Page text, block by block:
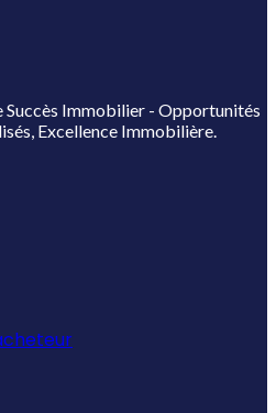
Succès Immobilier - Opportunités
Excellence Immobilière.